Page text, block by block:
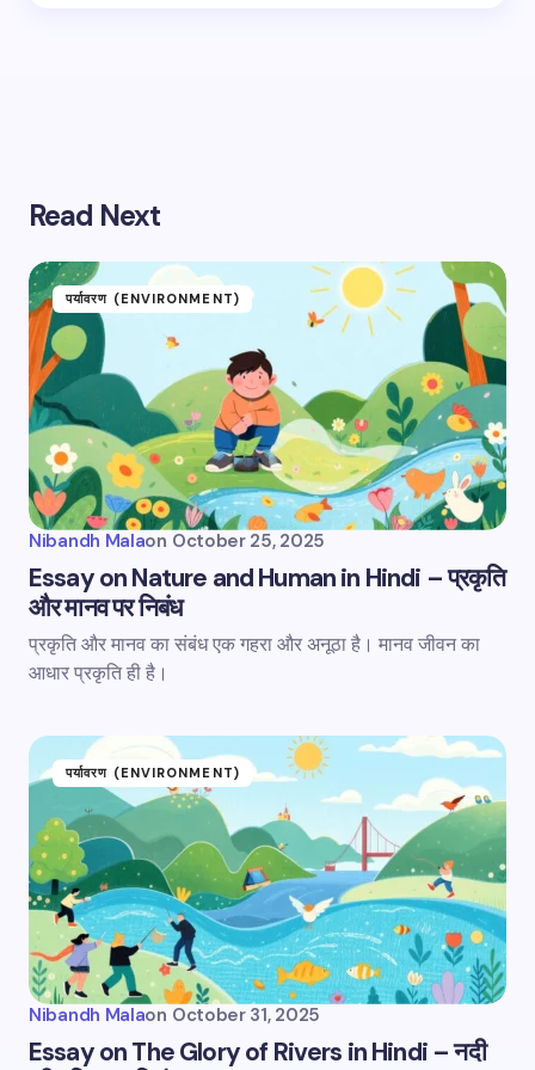
Read Next
पर्यावरण (ENVIRONMENT)
Nibandh Malaon October 25, 2025
Essay on Nature and Human in Hindi – प्रकृति
और मानव पर निबंध
प्रकृति और मानव का संबंध एक गहरा और अनूठा है। मानव जीवन का
आधार प्रकृति ही है।
पर्यावरण (ENVIRONMENT)
Nibandh Malaon October 31, 2025
Essay on The Glory of Rivers in Hindi – नदी